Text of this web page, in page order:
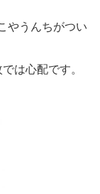
やうんちがつい
は心配です。